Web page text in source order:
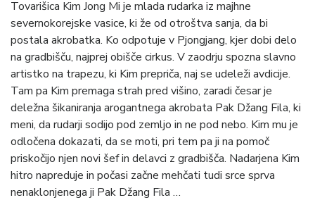
Tovarišica Kim Jong Mi je mlada rudarka iz majhne
severnokorejske vasice, ki že od otroštva sanja, da bi
postala akrobatka. Ko odpotuje v Pjongjang, kjer dobi delo
na gradbišču, najprej obišče cirkus. V zaodrju spozna slavno
artistko na trapezu, ki Kim prepriča, naj se udeleži avdicije.
Tam pa Kim premaga strah pred višino, zaradi česar je
deležna šikaniranja arogantnega akrobata Pak Džang Fila, ki
meni, da rudarji sodijo pod zemljo in ne pod nebo. Kim mu je
odločena dokazati, da se moti, pri tem pa ji na pomoč
priskočijo njen novi šef in delavci z gradbišča. Nadarjena Kim
hitro napreduje in počasi začne mehčati tudi srce sprva
nenaklonjenega ji Pak Džang Fila …